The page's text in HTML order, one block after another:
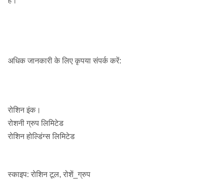
अधिक जानकारी के लिए कृपया संपर्क करें:
रोशिन इंक।
रोशनी ग्रुप लिमिटेड
रोशिन होल्डिंग्स लिमिटेड
स्काइप: रोशिन टूल, रोशें_ग्रुप